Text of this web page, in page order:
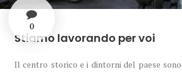
0
Stiamo lavorando per voi
Il centro storico e i dintorni del paese sono